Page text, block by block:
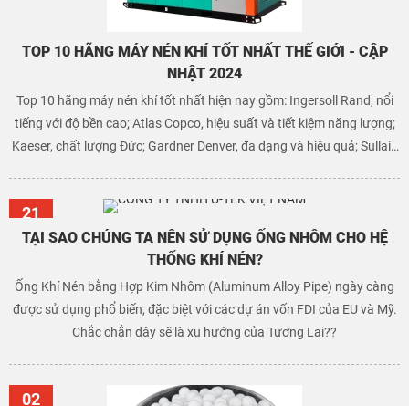
TOP 10 HÃNG MÁY NÉN KHÍ TỐT NHẤT THẾ GIỚI - CẬP
NHẬT 2024
Top 10 hãng máy nén khí tốt nhất hiện nay gồm: Ingersoll Rand, nổi
tiếng với độ bền cao; Atlas Copco, hiệu suất và tiết kiệm năng lượng;
Kaeser, chất lượng Đức; Gardner Denver, đa dạng và hiệu quả; Sullair,
kiệm; Quincy, hiệu suất cao và độ bền.
21
Th02
TẠI SAO CHÚNG TA NÊN SỬ DỤNG ỐNG NHÔM CHO HỆ
THỐNG KHÍ NÉN?
Ống Khí Nén bằng Hợp Kim Nhôm (Aluminum Alloy Pipe) ngày càng
được sử dụng phổ biến, đặc biệt với các dự án vốn FDI của EU và Mỹ.
Chắc chắn đây sẽ là xu hướng của Tương Lai??
02